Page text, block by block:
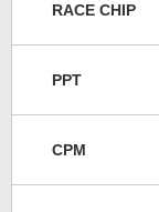
RACE CHIP
PPT
CPM